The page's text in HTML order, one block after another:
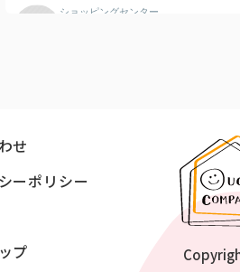
ショッピングセンター
キリン堂 鳴尾店
せ
ーポリシー
プ